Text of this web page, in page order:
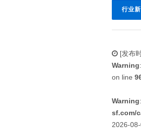
行业新
[发布
Warning
on line
Warning
sf.com/
2026-